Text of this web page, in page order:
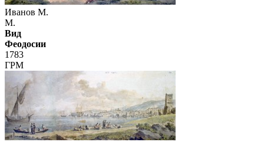
Иванов М.
М.
Вид
Феодосии
1783
ГРМ